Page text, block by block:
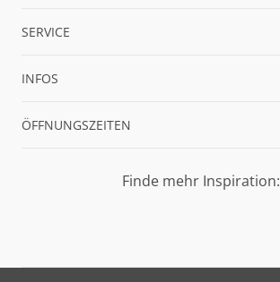
SERVICE
INFOS
ÖFFNUNGSZEITEN
Finde mehr Inspiration: